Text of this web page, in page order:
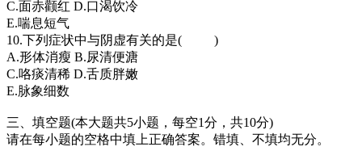
C.面赤颧红 D.口渴饮冷
E.喘息短气
10.下列症状中与阴虚有关的是( )
A.形体消瘦 B.尿清便溏
C.咯痰清稀 D.舌质胖嫩
E.脉象细数
三、填空题(本大题共5小题，每空1分，共10分)
请在每小题的空格中填上正确答案。错填、不填均无分。